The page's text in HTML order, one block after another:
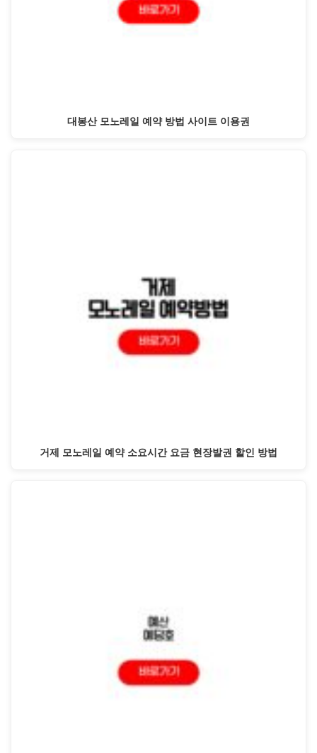
대봉산 모노레일 예약 방법 사이트 이용권
거제 모노레일 예약 소요시간 요금 현장발권 할인 방법